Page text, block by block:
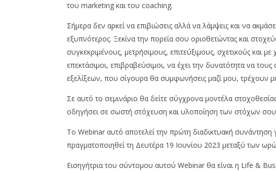
Πως να γίνεις εξυπνότερος σε
σχέση με τον ανταγωνισμό;
12
Ιουνίου,
2023
Cyprus
Insurance
Team
Το Cyprus Insurance
ενδυναμώνει την
επαγγελματική σας
12
Ιουνίου,
2023
Cyprus
Insurance
Team
του marketing και του coaching.
Σήμερα δεν αρκεί να επιβιώσεις αλλά να λάμψεις και να
εξυπνότερος. Ξεκίνα την πορεία σου οριοθετώντας και
συγκεκριμένους, μετρήσιμους, επιτεύξιμους, σχετικούς και με
επεκτάσιμοι, επιβραβεύσιμοι, να έχει την δυνατότητα να
εξελίξεων, που σίγουρα θα συμφωνήσεις μαζί μου, τρέχουν
Σε αυτό το σεμινάριο θα δείτε σύγχρονα μοντέλα
οδηγήσει σε σωστή στόχευση και υλοποίηση των στόχων
To Webinar αυτό αποτελεί την πρώτη διαδικτυακή συνάντηση
πραγματοποιηθεί τη Δευτέρα 19 Ιουνίου 2023 μεταξύ των
Εισηγήτρια του σύντομου αυτού Webinar θα είναι η Life &